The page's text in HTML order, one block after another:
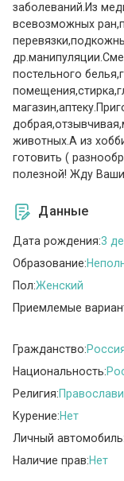
заболеваний.Из
всевозможных
постельного
животных.А из
готовить (
полезной! Жду
Данные
Дата рождения:3
Образование:
Пол:Женский
Приемлемые
Гражданство:
Национальность:
Религия:
Курение:Нет
Личный автомобиль:
Наличие прав:Нет